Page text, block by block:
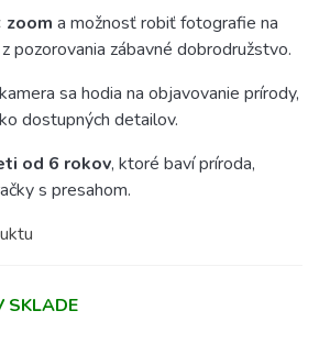
zoom a možnosť robiť fotografie na
pozorovania zábavné dobrodružstvo.
sa hodia na objavovanie prírody,
dostupných detailov.
od 6 rokov, ktoré baví príroda,
s presahom.
SKLADE